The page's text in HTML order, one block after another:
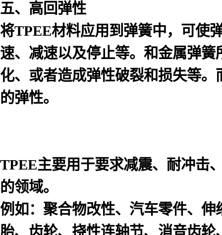
五、高回弹性
将TPEE材料应用到弹簧中，可使
速、减速以及停止等。和金属弹
化、或者造成弹性破裂和损失等
的弹性。
TPEE主要用于要求减震、耐冲击
的领域。
例如：聚合物改性、汽车零件、
胎、齿轮、挠性连轴节、消音齿